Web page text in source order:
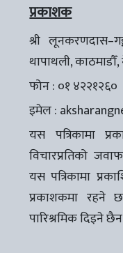
प्रकाशक
श्री
थापाथली,
फोन : ०१ ४२२१२६०
इमेल :
यस पत्रिकामा
विचारप्रतिको
यस पत्रिकामा
प्रकाशकमा रहने
पारिश्रमिक दिइने